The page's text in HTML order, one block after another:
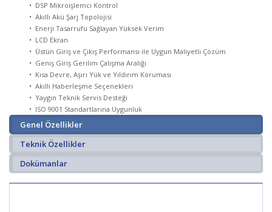
• DSP Mikroişlemci Kontrol
• Akıllı Akü Şarj Topolojisi
• Enerji Tasarrufu Sağlayan Yüksek Verim
• LCD Ekran
• Üstün Giriş ve Çıkış Performansı ile Uygun Maliyetli Çözüm
• Geniş Giriş Gerilim Çalışma Aralığı
• Kısa Devre, Aşırı Yük ve Yıldırım Koruması
• Akıllı Haberleşme Seçenekleri
• Yaygın Teknik Servis Desteği
• ISO 9001 Standartlarına Uygunluk
Genel Özellikler
Teknik Özellikler
Dokümanlar